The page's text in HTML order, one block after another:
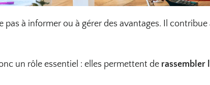
pas à informer ou à gérer des avantages. Il contribue
un rôle essentiel : elles permettent de rassembler